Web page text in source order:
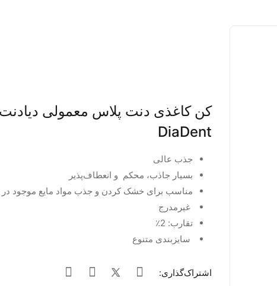
کن کاغذی دنت پلاس معمولی دیادنت
DiaDent
جذب عالی
بسیار جاذب، محکم و انعطاف‌پذیر
مناسب برای خشک کردن و جذب مواد مایع موجود در
غیرمدرج
تقارب: 2٪
سایزبندی متنوع
اشتراک‌گذاری: